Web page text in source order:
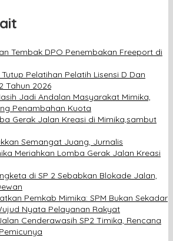
Tembak DPO Penembakan Freeport di
Pelatihan Pelatih Lisensi D Dan
Tahun 2026
Jadi Andalan Masyarakat Mimika,
Penambahan Kuota
Gerak Jalan Kreasi di Mimika,sambut
Semangat Juang, Jurnalis
Meriahkan Lomba Gerak Jalan Kreasi
di SP 2 Sebabkan Blokade Jalan,
Pemkab Mimika: SPM Bukan Sekadar
Nyata Pelayanan Rakyat
Cenderawasih SP2 Timika, Rencana